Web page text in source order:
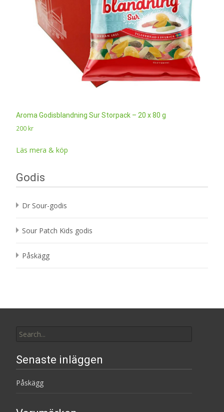
Aroma Godisblandning Sur Storpack – 20 x 80 g
200 kr
Läs mera & köp
Godis
Dr Sour-godis
Sour Patch Kids godis
Påskägg
for:
Senaste inläggen
Påskägg